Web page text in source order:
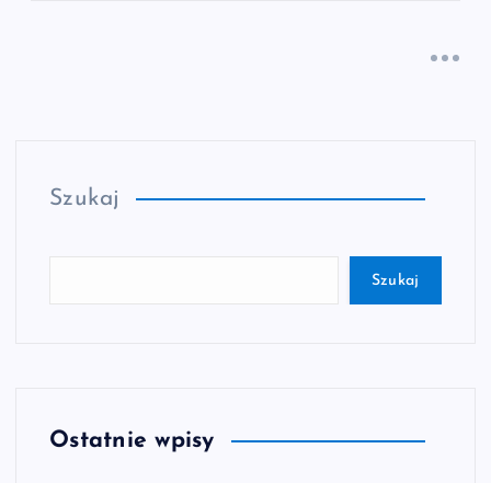
Szukaj
Szukaj
Ostatnie wpisy